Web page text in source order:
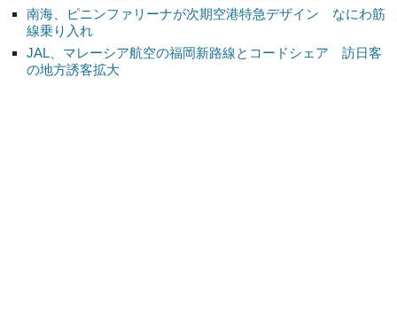
南海、ピニンファリーナが次期空港特急デザイン なにわ筋
線乗り入れ
JAL、マレーシア航空の福岡新路線とコードシェア 訪日客
の地方誘客拡大